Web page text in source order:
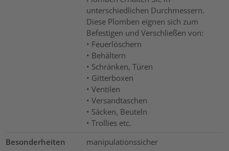
unterschiedlichen Durchmessern.
Diese Plomben eignen sich zum
Befestigen und Verschließen von:
• Feuerlöschern
• Behältern
• Schränken, Türen
• Gitterboxen
• Ventilen
• Versandtaschen
• Säcken, Beuteln
• Trollies etc.
Besonderheiten
manipulationssicher